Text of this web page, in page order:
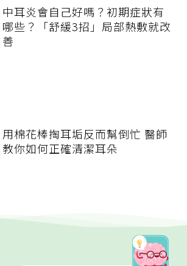
中耳炎會自己好嗎？初期症狀有
哪些？「舒緩3招」局部熱敷就改
善
用棉花棒掏耳垢反而幫倒忙 醫師
教你如何正確清潔耳朵